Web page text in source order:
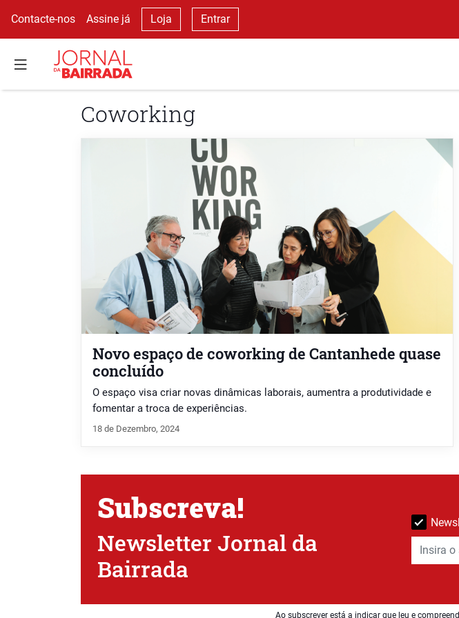
Contacte-nos Assine já Loja Entrar
Coworking
Novo espaço de coworking de Cantanhede quase
concluído
O espaço visa criar novas dinâmicas laborais, aumentra a produtividade e
fomentar a troca de experiências.
18 de Dezembro, 2024
Subscreva!
Newsletter Jornal da
Bairrada
Ao subscrever está a indicar que leu e